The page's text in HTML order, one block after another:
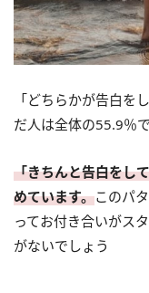
「どちらかが告白を
だ人は全体の55.9％
「きちんと告白をし
めています。このパ
ってお付き合いがス
がないでしょう